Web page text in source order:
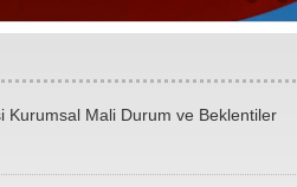
Kurumsal Mali Durum ve Beklentiler